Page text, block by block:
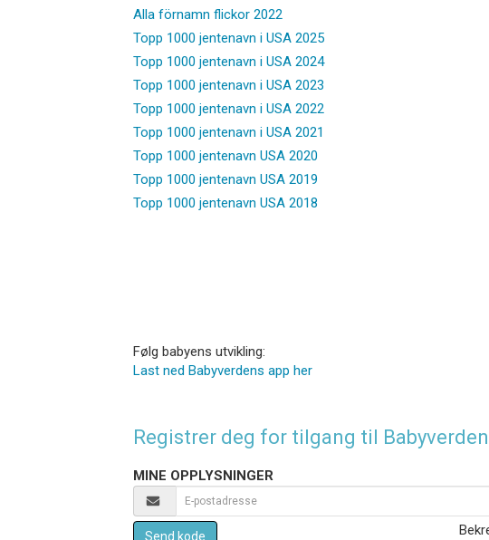
Alla förnamn flickor 2022
Topp 1000 jentenavn i USA 2025
Topp 1000 jentenavn i USA 2024
Topp 1000 jentenavn i USA 2023
Topp 1000 jentenavn i USA 2022
Topp 1000 jentenavn i USA 2021
Topp 1000 jentenavn USA 2020
Topp 1000 jentenavn USA 2019
Topp 1000 jentenavn USA 2018
Følg babyens utvikling:
Last ned Babyverdens app her
Registrer deg for tilgang til
MINE OPPLYSNINGER
Send kode